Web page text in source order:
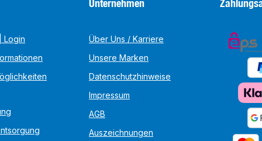
Login
Unternehmen
Über Uns / Karriere
Unsere Marken
Datenschutzhinweise
Impressum
AGB
Auszeichnungen